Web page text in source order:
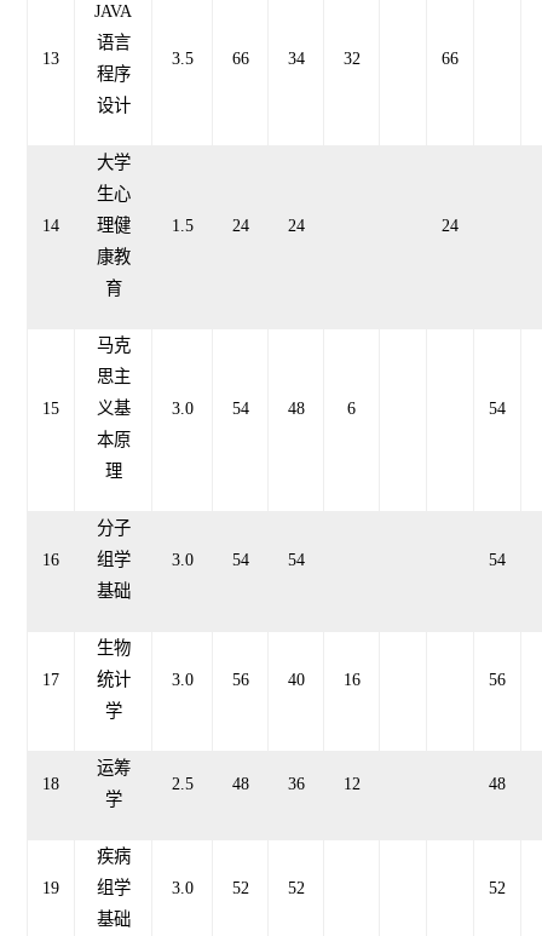
13
JAVA
语言
程序
设计
3.5 66 34 32 66
14
大学
生心
理健
康教
育
1 5 24 24 24
15
马克
思主
义基
本原
理
3.0 54 48 6 54
16
分子
组学
基础
3.0 54 54 54
17
生物
统计
学
3.0 56 40 16 56
18
运筹
学
2.5 48 36 12 48
19
疾病
组学
基础
3.0 52 52 52